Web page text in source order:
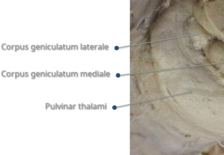
Corpus geniculatum laterale
Corpus geniculatum mediale
Pulvinar thalami